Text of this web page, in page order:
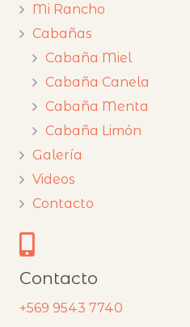
Mi Rancho
Cabañas
Cabaña Miel
Cabaña Canela
Cabaña Menta
Cabaña Limón
Galería
Videos
Contacto
Contacto
+569 9543 7740